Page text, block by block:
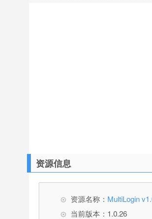
资源信息
资源名称： MultiLogin
当前版本：1.0.26